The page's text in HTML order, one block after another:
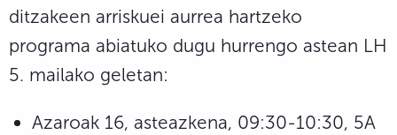
ditzakeen arriskuei aurrea hartzeko
programa abiatuko dugu hurrengo astean LH
5. mailako geletan:
Azaroak 16, asteazkena, 09:30-10:30, 5A